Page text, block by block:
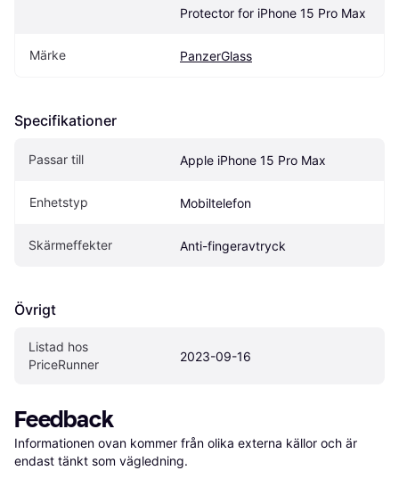
Protector for iPhone 15 Pro Max
Märke PanzerGlass
Specifikationer
Passar till Apple iPhone 15 Pro Max
Enhetstyp Mobiltelefon
Skärmeffekter Anti-fingeravtryck
Övrigt
Listad hos
PriceRunner
2023-09-16
Feedback
Informationen ovan kommer från olika externa källor och är
endast tänkt som vägledning.